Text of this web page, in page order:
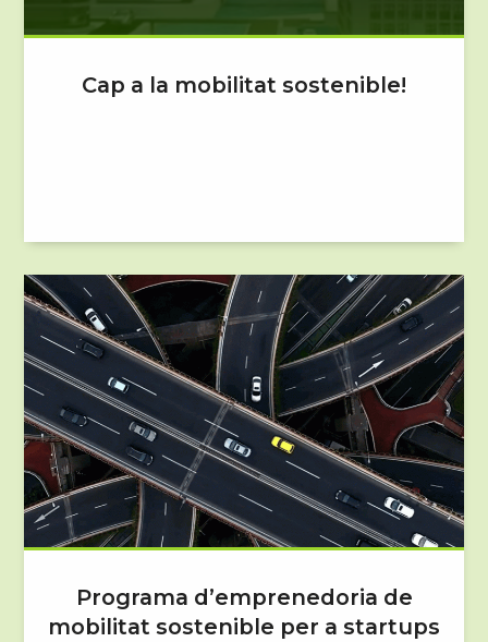
Cap a la mobilitat sostenible!
Programa d’emprenedoria de
mobilitat sostenible per a startups